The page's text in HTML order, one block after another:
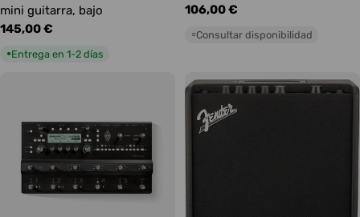
mini guitarra, bajo
Precio
145,00 €
●Entrega en 1-2 días
Precio
106,00 €
○Consultar disponibilidad